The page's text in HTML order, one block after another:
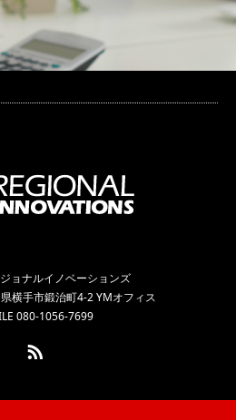
ョナルイノベーションズ
横手市鍛治町4-2 YMオフィス
080-1056-7699